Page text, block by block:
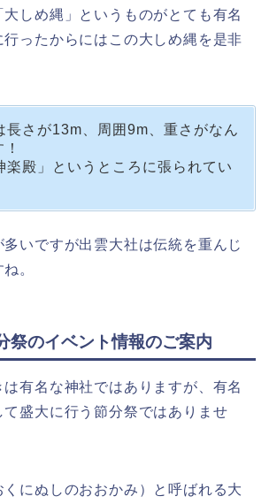
しめ縄」というものがとても有名
ったからにはこの大しめ縄を是非
長さが13m、周囲9m、重さがなん
楽殿」というところに張られてい
いですが出雲大社は伝統を重んじ
。
祭のイベント情報のご案内
有名な神社ではありますが、有名
て盛大に行う節分祭ではありませ
にぬしのおおかみ）と呼ばれる大